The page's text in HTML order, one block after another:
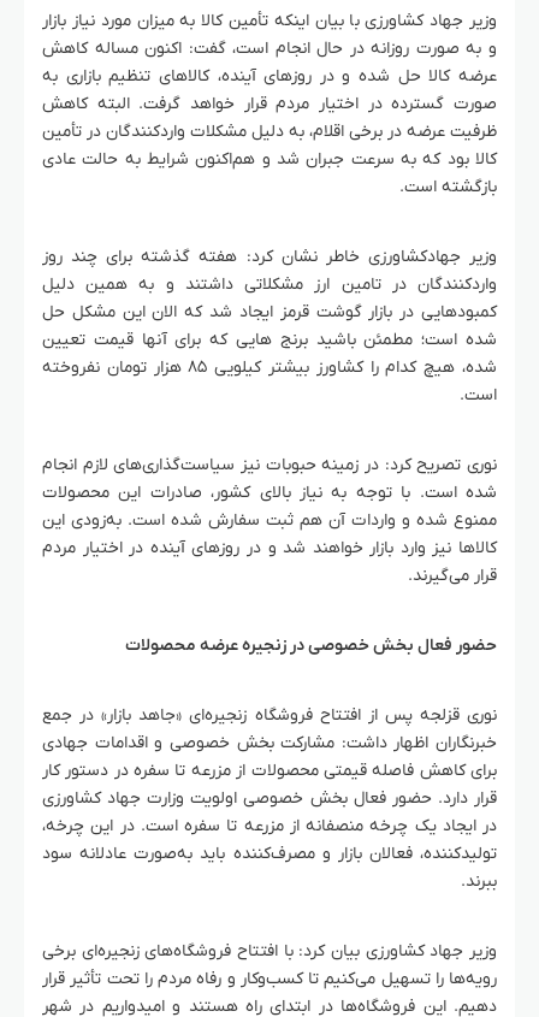
وزیر جهاد کشاورزی با بیان اینکه تأمین کالا به میزان مورد نیاز بازار
و به صورت روزانه در حال انجام است، گفت: اکنون مساله کاهش
عرضه کالا حل شده و در روزهای آینده، کالاهای تنظیم‌ بازاری به
صورت گسترده در اختیار مردم قرار خواهد گرفت. البته کاهش
ظرفیت عرضه در برخی اقلام، به دلیل مشکلات واردکنندگان در تأمین
کالا بود که به سرعت جبران شد و هم‌اکنون شرایط به حالت عادی
بازگشته است.
وزیر جهادکشاورزی خاطر نشان کرد: هفته گذشته برای چند روز
واردکنندگان در تامین ارز مشکلاتی داشتند و به همین دلیل
کمبودهایی در بازار گوشت قرمز ایجاد شد که الان این مشکل حل
شده است؛ مطمئن باشید برنج هایی که برای آنها قیمت تعیین
شده، هیچ کدام را کشاورز بیشتر کیلویی ۸۵ هزار تومان نفروخته
است.
نوری تصریح کرد: در زمینه حبوبات نیز سیاست‌گذاری‌های لازم انجام
شده است. با توجه به نیاز بالای کشور، صادرات این محصولات
ممنوع شده و واردات آن هم ثبت سفارش شده است. به‌زودی این
کالاها نیز وارد بازار خواهند شد و در روزهای آینده در اختیار مردم
قرار می‌گیرند.
حضور فعال بخش خصوصی در زنجیره عرضه محصولات
نوری قزلجه پس از افتتاح فروشگاه زنجیره‌ای «جاهد بازار» در جمع
خبرنگاران اظهار داشت: مشارکت بخش خصوصی و اقدامات جهادی
برای کاهش فاصله قیمتی محصولات از مزرعه تا سفره در دستور کار
قرار دارد. حضور فعال بخش خصوصی اولویت وزارت جهاد کشاورزی
در ایجاد یک چرخه منصفانه از مزرعه تا سفره است. در این چرخه،
تولیدکننده، فعالان بازار و مصرف‌کننده باید به‌صورت عادلانه سود
ببرند.
وزیر جهاد کشاورزی بیان کرد: با افتتاح فروشگاه‌های زنجیره‌ای برخی
رویه‌ها را تسهیل می‌کنیم تا کسب‌وکار و رفاه مردم را تحت تأثیر قرار
دهیم. این فروشگاه‌ها در ابتدای راه هستند و امیدواریم در شهر